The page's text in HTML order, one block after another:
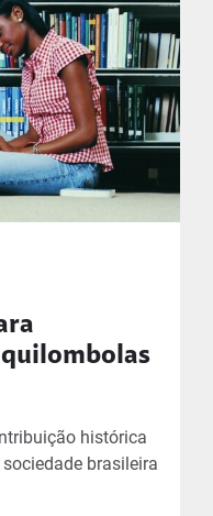
histórica
brasileira